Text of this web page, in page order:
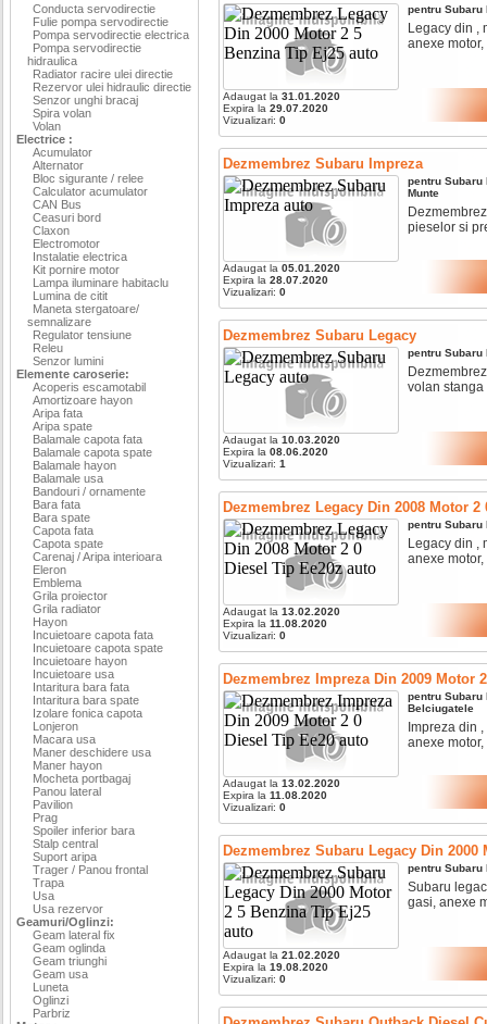
Conducta servodirectie
Fulie pompa servodirectie
Pompa servodirectie electrica
Pompa servodirectie
hidraulica
Radiator racire ulei directie
Rezervor ulei hidraulic directie
Senzor unghi bracaj
Spira volan
Volan
Electrice :
Acumulator
Alternator
Bloc sigurante / relee
Calculator acumulator
CAN Bus
Ceasuri bord
Claxon
Electromotor
Instalatie electrica
Kit pornire motor
Lampa iluminare habitaclu
Lumina de citit
Maneta stergatoare/
semnalizare
Regulator tensiune
Releu
Senzor lumini
Elemente caroserie:
Acoperis escamotabil
Amortizoare hayon
Aripa fata
Aripa spate
Balamale capota fata
Balamale capota spate
Balamale hayon
Balamale usa
Bandouri / ornamente
Bara fata
Bara spate
Capota fata
Capota spate
Carenaj / Aripa interioara
Eleron
Emblema
Grila proiector
Grila radiator
Hayon
Incuietoare capota fata
Incuietoare capota spate
Incuietoare hayon
Incuietoare usa
Intaritura bara fata
Intaritura bara spate
Izolare fonica capota
Lonjeron
Macara usa
Maner deschidere usa
Maner hayon
Mocheta portbagaj
Panou lateral
Pavilion
Prag
Spoiler inferior bara
Stalp central
Suport aripa
Trager / Panou frontal
Trapa
Usa
Usa rezervor
Geamuri/Oglinzi:
Geam lateral fix
Geam oglinda
Geam triunghi
Geam usa
Luneta
Oglinzi
Parbriz
Adaugat la 31.01.2020
Expira la 29.07.2020
Vizualizari: 0
pentru Subaru
Legacy din ,
anexe motor,
Dezmembrez Subaru Impreza
Adaugat la 05.01.2020
Expira la 28.07.2020
Vizualizari: 0
pentru Subaru
Munte
pieselor si
Dezmembrez Subaru Legacy
Adaugat la 10.03.2020
Expira la 08.06.2020
Vizualizari: 1
pentru Subaru
volan stanga
Dezmembrez Legacy Din 2008 Motor 2
Adaugat la 13.02.2020
Expira la 11.08.2020
Vizualizari: 0
pentru Subaru
Legacy din ,
anexe motor,
Dezmembrez Impreza Din 2009 Motor
Adaugat la 13.02.2020
Expira la 11.08.2020
Vizualizari: 0
pentru Subaru
Belciugatele
Impreza din
anexe motor,
Dezmembrez Subaru Legacy Din 2000
Adaugat la 21.02.2020
Expira la 19.08.2020
Vizualizari: 0
pentru Subaru
Subaru
gasi, anexe